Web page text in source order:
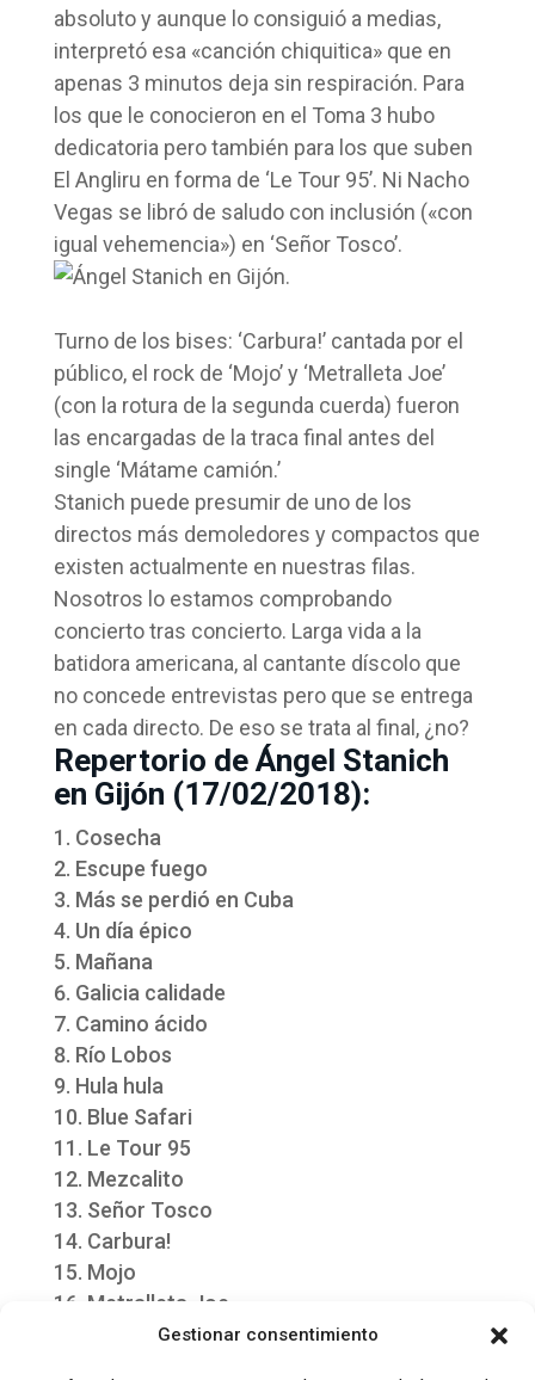
Gestionar consentimiento
absoluto y aunque lo consiguió a medias,
interpretó esa «canción chiquitica» que en
apenas 3 minutos deja sin respiración. Para
los que le conocieron en el Toma 3 hubo
dedicatoria pero también para los que suben
El Angliru en forma de ‘Le Tour 95’. Ni Nacho
Vegas se libró de saludo con inclusión («con
igual vehemencia») en ‘Señor Tosco’.
Turno de los bises: ‘Carbura!’ cantada por el
público, el rock de ‘Mojo’ y ‘Metralleta Joe’
(con la rotura de la segunda cuerda) fueron
las encargadas de la traca final antes del
single ‘Mátame camión.’
Stanich puede presumir de uno de los
directos más demoledores y compactos que
existen actualmente en nuestras filas.
Nosotros lo estamos comprobando
concierto tras concierto. Larga vida a la
batidora americana, al cantante díscolo que
no concede entrevistas pero que se entrega
en cada directo. De eso se trata al final, ¿no?
Repertorio de Ángel Stanich
en Gijón (17/02/2018):
Cosecha
Escupe fuego
Más se perdió en Cuba
Un día épico
Mañana
Galicia calidade
Camino ácido
Río Lobos
Hula hula
Blue Safari
Le Tour 95
Mezcalito
Señor Tosco
Carbura!
Mojo
Metralleta Joe
Mátame Camión